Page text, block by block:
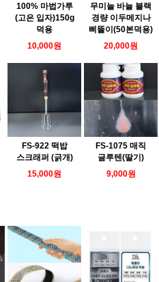
100% 마법가루
(고은 입자)150g
덕용
10,000원
무미늘 바늘 블랙
경량 이두메지나
삐뚤이(50본덕용)
20,000원
FS-922 떡밥
스크래퍼 (긁개)
15,000원
FS-1075 매직
글루텐(딸기)
9,000원